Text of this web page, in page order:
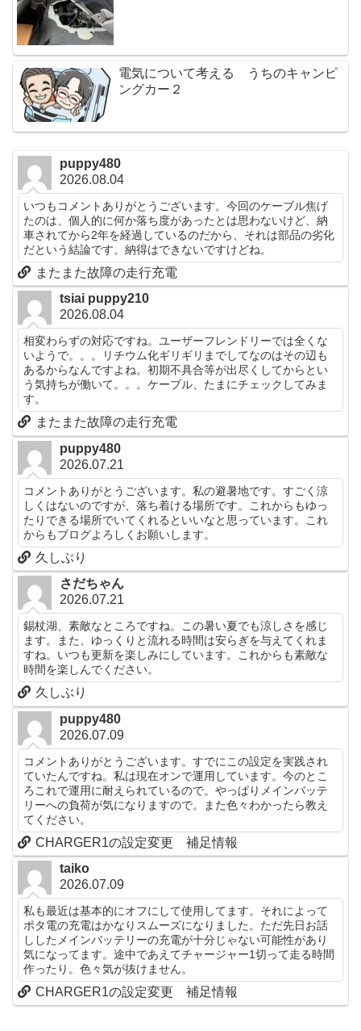
電気について考える うちのキャンピ
ングカー２
puppy480
2026.08.04
いつもコメントありがとうございます。今回のケーブル焦げ
たのは、個人的に何か落ち度があったとは思わないけど、納
車されてから2年を経過しているのだから、それは部品の劣化
だという結論です。納得はできないですけどね。
またまた故障の走行充電
tsiai puppy210
2026.08.04
相変わらずの対応ですね。ユーザーフレンドリーでは全くな
いようで。。。リチウム化ギリギリまでしてなのはその辺も
あるからなんですよね。初期不具合等が出尽くしてからとい
う気持ちが働いて。。。ケーブル、たまにチェックしてみま
す。
またまた故障の走行充電
puppy480
2026.07.21
コメントありがとうございます。私の避暑地です。すごく涼
しくはないのですが、落ち着ける場所です。これからもゆっ
たりできる場所でいてくれるといいなと思っています。これ
からもブログよろしくお願いします。
久しぶり
さだちゃん
2026.07.21
錫杖湖、素敵なところですね。この暑い夏でも涼しさを感じ
ます。また、ゆっくりと流れる時間は安らぎを与えてくれま
すね。いつも更新を楽しみにしています。これからも素敵な
時間を楽しんでください。
久しぶり
puppy480
2026.07.09
コメントありがとうございます。すでにこの設定を実践され
ていたんですね。私は現在オンで運用しています。今のとこ
ろこれで運用に耐えられているので。やっぱりメインバッテ
リーへの負荷が気になりますので。また色々わかったら教え
てください。
CHARGER1の設定変更 補足情報
taiko
2026.07.09
私も最近は基本的にオフにして使用してます。それによって
ポタ電の充電はかなりスムーズになりました。ただ先日お話
ししたメインバッテリーの充電が十分じゃない可能性があり
気になってます。途中であえてチャージャー1切って走る時間
作ったり。色々気が抜けません。
CHARGER1の設定変更 補足情報